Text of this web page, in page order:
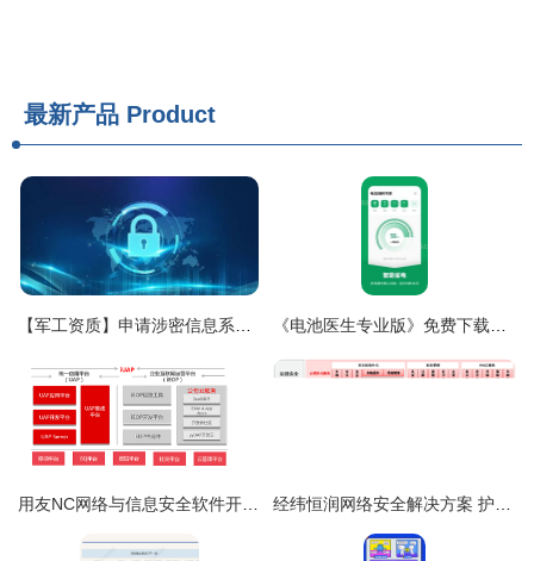
最新产品 Product
【军工资质】申请涉密信息系统集成资质时,甲、乙级的申请条件比较 《电池医生专业版》免费下载指南 安卓最新版功能与使用全解析
用友NC网络与信息安全软件开发 构建企业级防护体系的实践与思考 经纬恒润网络安全解决方案 护航智能网联汽车安行之路